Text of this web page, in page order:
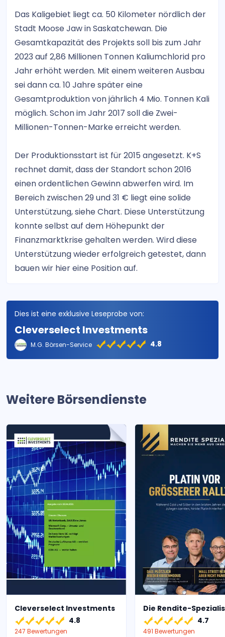
Das Kaligebiet liegt ca. 50 Kilometer nördlich der
Stadt Moose Jaw in Saskatchewan. Die
Gesamtkapazität des Projekts soll bis zum Jahr
2023 auf 2,86 Millionen Tonnen Kaliumchlorid pro
Jahr erhöht werden. Mit einem weiteren Ausbau
sei dann ca. 10 Jahre später eine
Gesamtproduktion von jährlich 4 Mio. Tonnen Kali
möglich. Schon im Jahr 2017 soll die Zwei-
Millionen-Tonnen-Marke erreicht werden.
Der Produktionsstart ist für 2015 angesetzt. K+S
rechnet damit, dass der Standort schon 2016
einen ordentlichen Gewinn abwerfen wird. Im
Bereich zwischen 29 und 31 € liegt eine solide
Unterstützung, siehe Chart. Diese Unterstützung
konnte selbst auf dem Höhepunkt der
Finanzmarktkrise gehalten werden. Wird diese
Unterstützung wieder erfolgreich getestet, dann
bauen wir hier eine Position auf.
Dies ist eine exklusive Leseprobe von:
Cleverselect Investments
M.G. Börsen-Service 4.8
Weitere Börsendienste
Cleverselect Investments
4.8
247 Bewertungen
Die Rendite-
4.7
491 Bewertungen